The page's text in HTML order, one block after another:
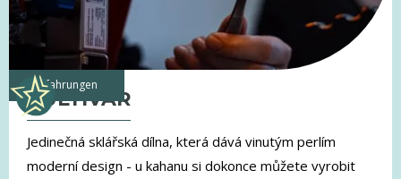
Erfahrungen
KULTIVAR
Jedinečná sklářská dílna, která dává vinutým perlím
moderní design - u kahanu si dokonce můžete vyrobit